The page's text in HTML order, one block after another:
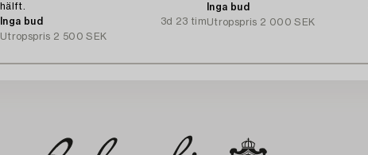
hälft.
Inga bud
3d 23 tim
Utropspris 2 500 SEK
Inga bud
Utropspris 2 000 SEK